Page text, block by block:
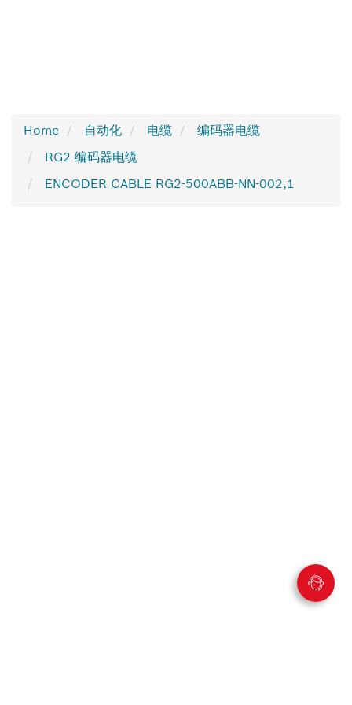
Home 自动化 电缆
编码器电缆
RG2 编码器电缆
ENCODER CABLE RG2-500ABB-NN-002,1